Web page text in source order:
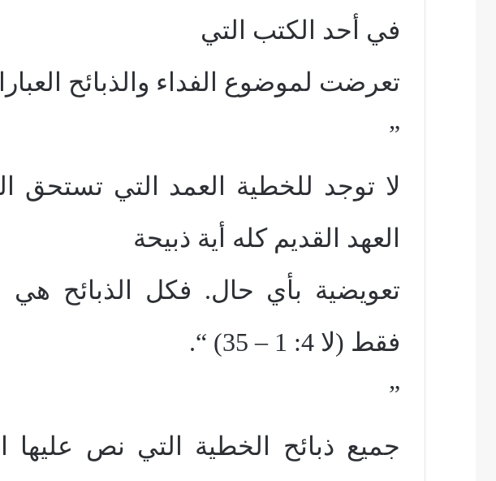
في أحد
الكتب التي
تعرضت لموضوع الفداء والذبائح
”
لا توجد للخطية العمد التي
العهد القديم كله أية ذبيحة
تعويضية بأي حال. فكل الذبائح
فقط (لا 4: 1 – 35) “.
”
جميع ذبائح الخطية التي نص عليها